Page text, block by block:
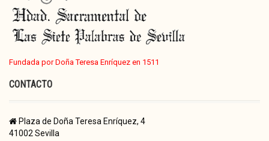
Fundada por Doña Teresa Enríquez en 1511
CONTACTO
Plaza de Doña Teresa Enríquez, 4
41002 Sevilla